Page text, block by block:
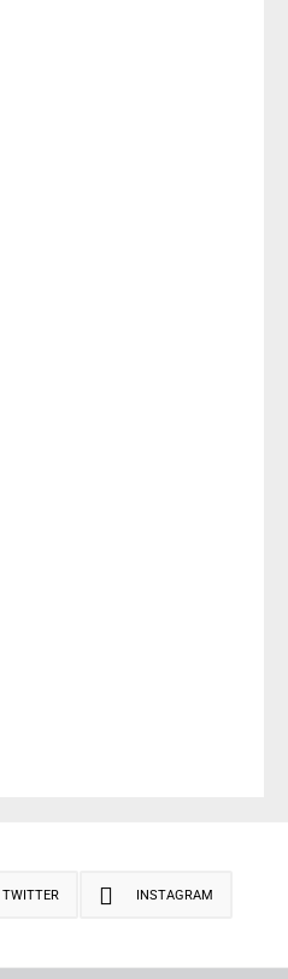
TWITTER INSTAGRAM